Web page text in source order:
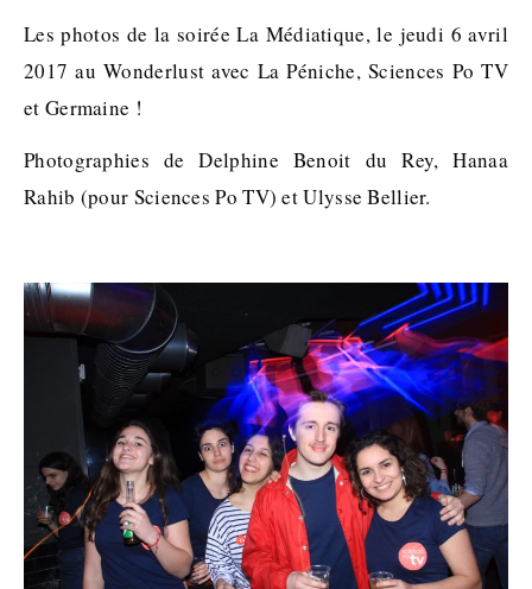
Les photos de la soirée La Médiatique, le jeudi 6 avril
2017 au Wonderlust avec La Péniche, Sciences Po TV
et Germaine !
Photographies de Delphine Benoit du Rey, Hanaa
Rahib (pour Sciences Po TV) et Ulysse Bellier.